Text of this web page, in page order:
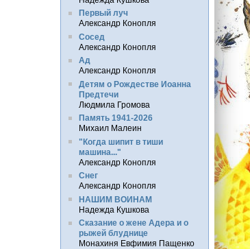
Первый луч
Александр Конопля
Сосед
Александр Конопля
Ад
Александр Конопля
Детям о Рождестве Иоанна
Предтечи
Людмила Громова
Память 1941-2026
Михаил Малеин
"Когда шипит в тиши
машина..."
Александр Конопля
Снег
Александр Конопля
НАШИМ ВОИНАМ
Надежда Кушкова
Сказание о жене Адера и о
рыжей блуднице
Монахиня Евфимия Пащенко